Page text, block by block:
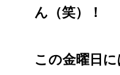
ん（笑）！
この金曜日